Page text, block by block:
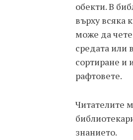
обекти. В
върху всяка
може да
средата или
сортиране и
рафтовете.
Читателите
знанието.